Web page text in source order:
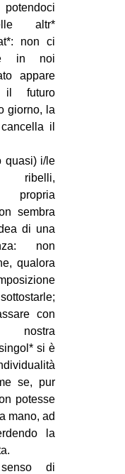
altr*
non ci
in noi
appare
il futuro
giorno, la
il
quasi) i/le
ribelli,
sembra
di una
non
qualora
con
nostra
si è
se, pur
potesse
mano, ad
la
di